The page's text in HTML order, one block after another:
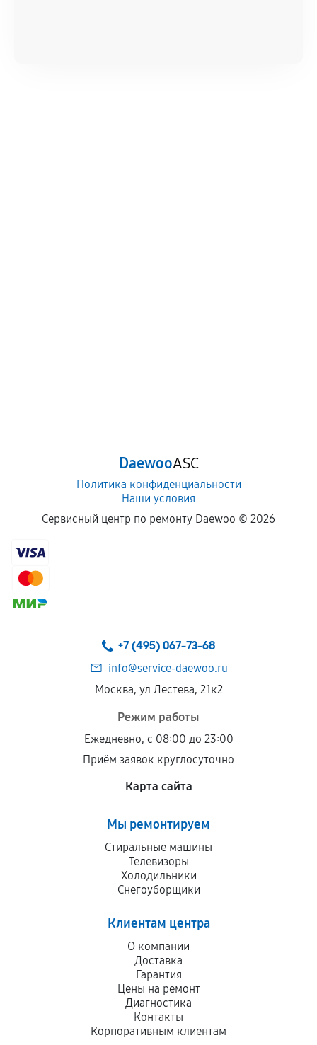
отдельных условиях.
Если комплектующие куплены
сохраняться полностью или частично, если
соблюдены следующие условия:
При этом гарантия на сами комплектующие
продавца. За качество сторонних деталей
сервисный центр ответственности не несет.
DaewooASC
Политика конфиденциальности
Наши условия
Сервисный центр по ремонту Daewoo © 2026
+7 (495) 067-73-68
info@service-daewoo.ru
Москва, ул Лестева, 21к2
Режим работы
Ежедневно, с 08:00 до 23:00
Приём заявок круглосуточно
Карта сайта
Мы ремонтируем
Стиральные машины
Телевизоры
Холодильники
Снегоуборщики
Клиентам центра
О компании
Доставка
Гарантия
Цены на ремонт
Диагностика
Контакты
Корпоративным клиентам